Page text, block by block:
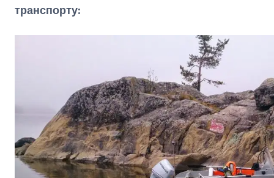
транспорту: